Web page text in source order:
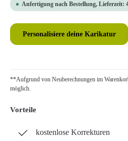
Anfertigung nach Bestellung, Lieferzeit:
Personalisiere deine Karikatur
**Aufgrund von Neuberechnungen im
möglich.
Vorteile
kostenlose Korrekturen